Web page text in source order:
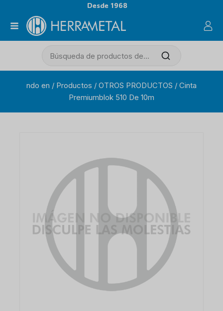
Desde 1968
ndo en / Productos / OTROS PRODUCTOS / Cinta
Premiumblok 510 De 10m